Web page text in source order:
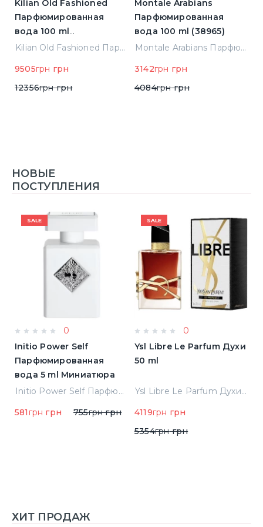
Kilian Old Fashioned
Парфюмированная
вода 100 ml
(3700550240723)
Kilian Old Fashioned Парфюмированная вода 100 ml (3700550240723)
9505грн грн
12356грнгрн
Montale Arabians
Парфюмированная
вода 100 ml (38965)
Montale Arabians Парфюмированная вода 100 ml (38965)
3142грн грн
4084грнгрн
НОВЫЕ
ПОСТУПЛЕНИЯ
SALE
0
Initio Power Self
Парфюмированная
вода 5 ml Миниатюра
Initio Power Self Парфюмированная вода 5 ml Миниатюра
581 грн грн 755грнгрн
SALE
0
Ysl Libre Le Parfum Духи
50 ml
Ysl Libre Le Parfum Духи 50 ml
4119грн грн
5354грнгрн
ХИТ ПРОДАЖ